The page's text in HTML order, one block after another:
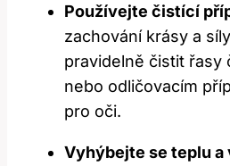
Používejte čistící
zachování krásy a
pravidelně čistit řasy
nebo odličovacím
pro oči.
Vyhýbejte se teplu a